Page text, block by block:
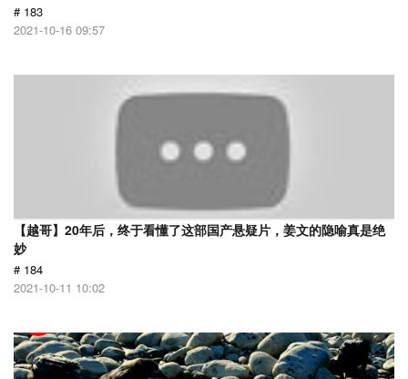
# 183
2021-10-16 09:57
【越哥】20年后，终于看懂了这部国产悬疑片，姜文的隐喻真是绝
妙
# 184
2021-10-11 10:02